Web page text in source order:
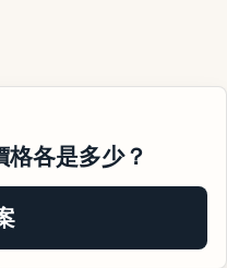
各是多少？